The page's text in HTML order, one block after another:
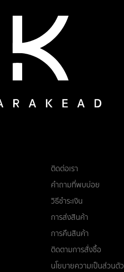
ติดต่อเรา
คำถามที่พบบ่อย
วิธีชำระเงิน
การส่งสินค้า
การคืนสินค้า
ติดตามการสั่งซื้อ
นโยบายความเป็นส่วนตัว